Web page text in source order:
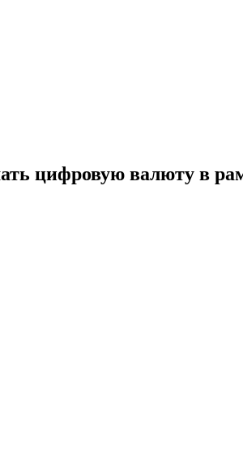
цифровую валюту в